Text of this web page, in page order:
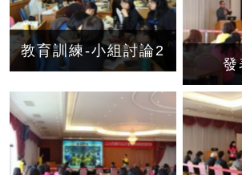
教育訓練-小組討論2
發